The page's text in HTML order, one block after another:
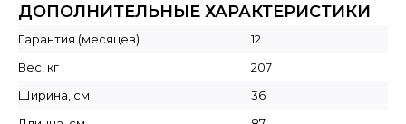
ДОПОЛНИТЕЛЬНЫЕ ХАРАКТЕРИСТИКИ
Гарантия (месяцев)
12
Вес, кг
207
Ширина, см
36